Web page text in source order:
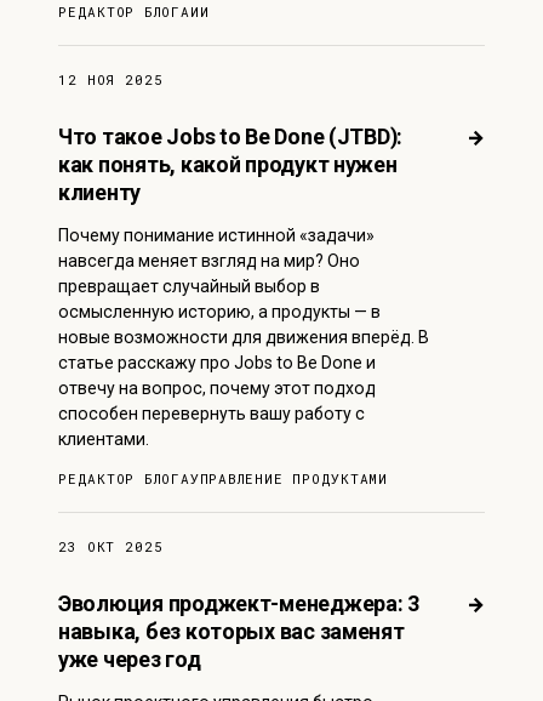
РЕДАКТОР БЛОГА ИИ
12 НОЯ 2025
Что такое Jobs to Be Done (JTBD):
как понять, какой продукт нужен
клиенту
Почему понимание истинной «задачи»
навсегда меняет взгляд на мир? Оно
превращает случайный выбор в
осмысленную историю, а продукты — в
новые возможности для движения вперёд. В
статье расскажу про Jobs to Be Done и
отвечу на вопрос, почему этот подход
способен перевернуть вашу работу с
клиентами.
РЕДАКТОР БЛОГАУПРАВЛЕНИЕ ПРОДУКТАМИ
→
23 ОКТ 2025
Эволюция проджект-менеджера: 3
навыка, без которых вас заменят
уже через год
→